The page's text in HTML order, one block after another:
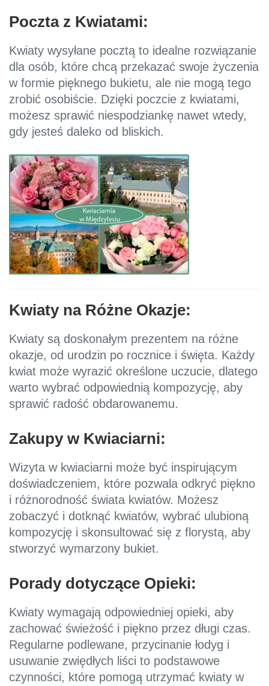
Poczta z Kwiatami:
Kwiaty wysyłane pocztą to idealne rozwiązanie
dla osób, które chcą przekazać swoje życzenia
w formie pięknego bukietu, ale nie mogą tego
zrobić osobiście. Dzięki poczcie z kwiatami,
możesz sprawić niespodziankę nawet wtedy,
gdy jesteś daleko od bliskich.
Kwiaty na Różne Okazje:
Kwiaty są doskonałym prezentem na różne
okazje, od urodzin po rocznice i święta. Każdy
kwiat może wyrazić określone uczucie, dlatego
warto wybrać odpowiednią kompozycję, aby
sprawić radość obdarowanemu.
Zakupy w Kwiaciarni:
Wizyta w kwiaciarni może być inspirującym
doświadczeniem, które pozwala odkryć piękno
i różnorodność świata kwiatów. Możesz
zobaczyć i dotknąć kwiatów, wybrać ulubioną
kompozycję i skonsultować się z florystą, aby
stworzyć wymarzony bukiet.
Porady dotyczące Opieki:
Kwiaty wymagają odpowiedniej opieki, aby
zachować świeżość i piękno przez długi czas.
Regularne podlewane, przycinanie łodyg i
usuwanie zwiędłych liści to podstawowe
czynności, które pomogą utrzymać kwiaty w